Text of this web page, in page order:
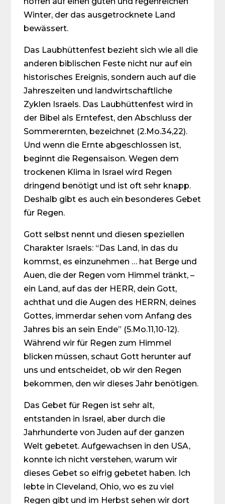
Winter, der das ausgetrocknete Land
bewässert.
Das Laubhüttenfest bezieht sich wie all die
anderen biblischen Feste nicht nur auf ein
historisches Ereignis, sondern auch auf die
Jahreszeiten und landwirtschaftliche
Zyklen Israels. Das Laubhüttenfest wird in
der Bibel als Erntefest, den Abschluss der
Sommerernten, bezeichnet (2.Mo.34,22).
Und wenn die Ernte abgeschlossen ist,
beginnt die Regensaison. Wegen dem
trockenen Klima in Israel wird Regen
dringend benötigt und ist oft sehr knapp.
Deshalb gibt es auch ein besonderes Gebet
für Regen.
Gott selbst nennt und diesen speziellen
Charakter Israels: “Das Land, in das du
kommst, es einzunehmen … hat Berge und
Auen, die der Regen vom Himmel tränkt, –
ein Land, auf das der HERR, dein Gott,
achthat und die Augen des HERRN, deines
Gottes, immerdar sehen vom Anfang des
Jahres bis an sein Ende” (5.Mo.11,10-12).
Während wir für Regen zum Himmel
blicken müssen, schaut Gott herunter auf
uns und entscheidet, ob wir den Regen
bekommen, den wir dieses Jahr benötigen.
Das Gebet für Regen ist sehr alt,
entstanden in Israel, aber durch die
Jahrhunderte von Juden auf der ganzen
Welt gebetet. Aufgewachsen in den USA,
konnte ich nicht verstehen, warum wir
dieses Gebet so eifrig gebetet haben. Ich
lebte in Cleveland, Ohio, wo es zu viel
Regen gibt und im Herbst sehen wir dort